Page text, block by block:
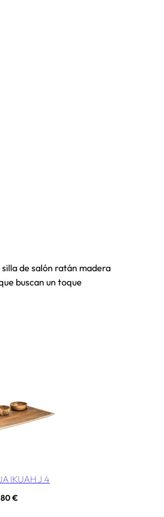
de salón ratán madera
buscan un toque
IKUAH J 4
80 €